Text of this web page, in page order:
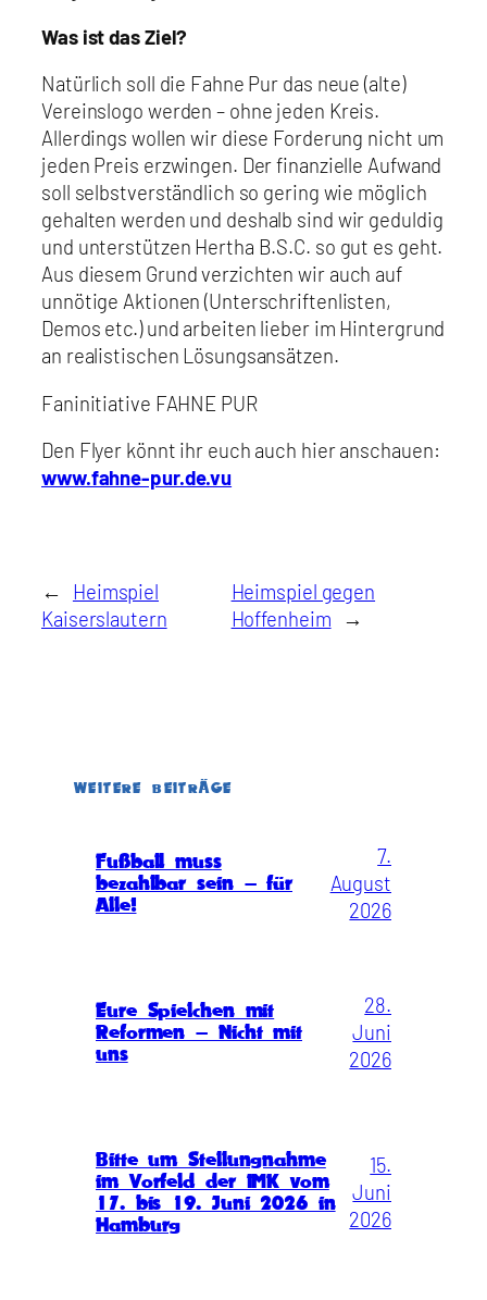
Was ist das Ziel?
Natürlich soll die Fahne Pur das neue (alte)
Vereinslogo werden – ohne jeden Kreis.
Allerdings wollen wir diese Forderung nicht um
jeden Preis erzwingen. Der finanzielle Aufwand
soll selbstverständlich so gering wie möglich
gehalten werden und deshalb sind wir geduldig
und unterstützen Hertha B.S.C. so gut es geht.
Aus diesem Grund verzichten wir auch auf
unnötige Aktionen (Unterschriftenlisten,
Demos etc.) und arbeiten lieber im Hintergrund
an realistischen Lösungsansätzen.
Faninitiative FAHNE PUR
Den Flyer könnt ihr euch auch hier anschauen:
www.fahne-pur.de.vu
←
Heimspiel
Kaiserslautern
Heimspiel gegen
Hoffenheim
→
WEITERE BEITRÄGE
Fußball muss
bezahlbar sein – für
Alle!
7.
August
2026
Eure Spielchen mit
Reformen – Nicht mit
uns
28.
Juni
2026
Bitte um Stellungnahme
im Vorfeld der IMK vom
17. bis 19. Juni 2026 in
Hamburg
15.
Juni
2026